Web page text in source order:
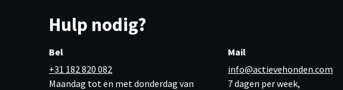
Hulp nodig?
Bel
+31 182 820 082
Maandag tot en met donderdag van
Mail
info@actievehonden.com
7 dagen per week,